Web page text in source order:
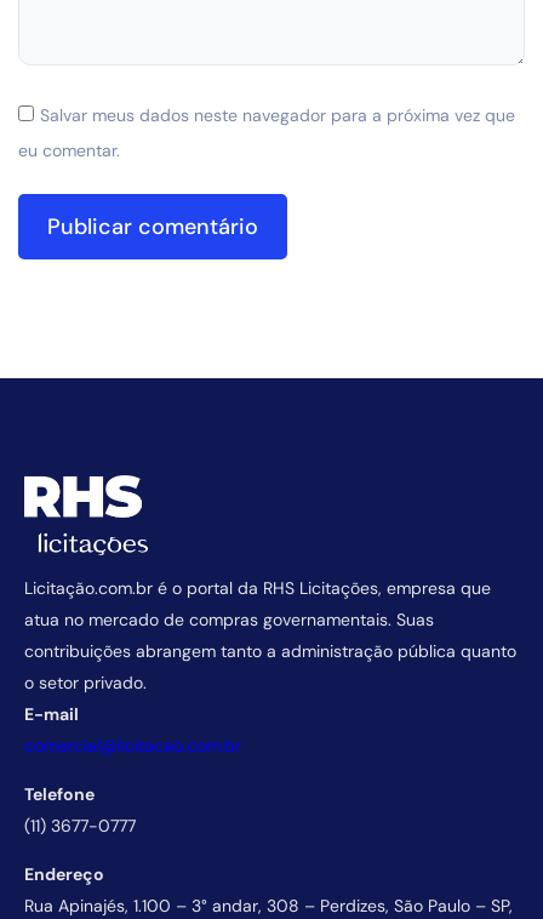
Salvar meus dados neste navegador para a próxima vez que
eu comentar.
Licitação.com.br é o portal da RHS Licitações, empresa que
atua no mercado de compras governamentais. Suas
contribuições abrangem tanto a administração pública quanto
o setor privado.
E-mail
comercial@licitacao.com.br
Telefone
(11) 3677-0777
Endereço
Rua Apinajés, 1.100 – 3° andar, 308 – Perdizes, São Paulo – SP,